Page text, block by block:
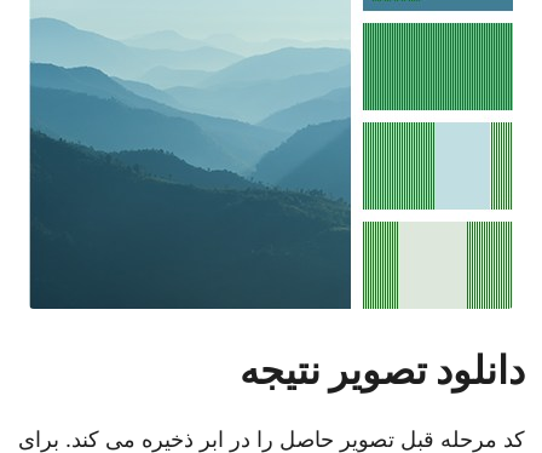
دانلود تصویر نتیجه
کد مرحله قبل تصویر حاصل را در ابر ذخیره می کند. برای